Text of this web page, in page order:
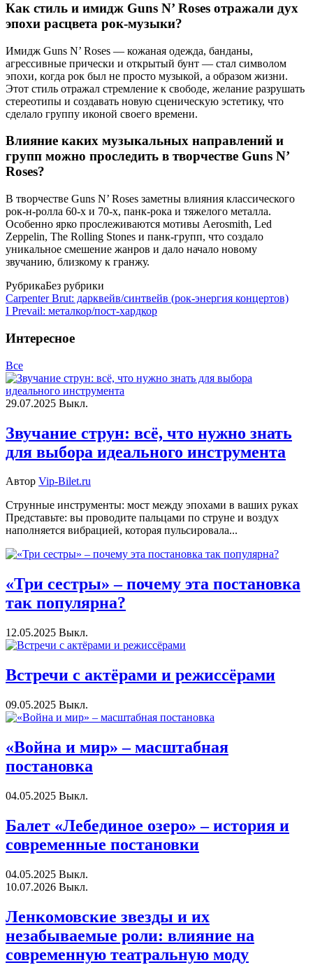
Как стиль и имидж Guns N’ Roses отражали дух
эпохи расцвета рок-музыки?
Имидж Guns N’ Roses — кожаная одежда, банданы,
агрессивные прически и открытый бунт — стал символом
эпохи, когда рок был не просто музыкой, а образом жизни.
Этот стиль отражал стремление к свободе, желание разрушать
стереотипы и создавать новую сценическую эстетику, что
сделало группу иконой своего времени.
Влияние каких музыкальных направлений и
групп можно проследить в творчестве Guns N’
Roses?
В творчестве Guns N’ Roses заметны влияния классического
рок-н-ролла 60-х и 70-х, панк-рока и тяжелого металла.
Особенно ярко прослеживаются мотивы Aerosmith, Led
Zeppelin, The Rolling Stones и панк-групп, что создало
уникальное смешение жанров и дало начало новому
звучанию, близкому к гранжу.
РубрикаБез рубрики
Carpenter Brut: дарквейв/синтвейв (рок-энергия концертов)
I Prevail: металкор/пост-хардкор
Интересное
Все
29.07.2025 Выкл.
Звучание струн: всё, что нужно знать
для выбора идеального инструмента
Автор Vip-Bilet.ru
Струнные инструменты: мост между эпохами в ваших руках
Представьте: вы проводите пальцами по струне и воздух
наполняется вибрацией, которая пульсировала...
«Три сестры» – почему эта постановка
так популярна?
12.05.2025 Выкл.
Встречи с актёрами и режиссёрами
09.05.2025 Выкл.
«Война и мир» – масштабная
постановка
04.05.2025 Выкл.
Балет «Лебединое озеро» – история и
современные постановки
04.05.2025 Выкл.
10.07.2026 Выкл.
Ленкомовские звезды и их
незабываемые роли: влияние на
современную театральную моду